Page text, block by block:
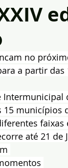
no
a partir das
15
até 21 de